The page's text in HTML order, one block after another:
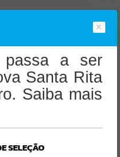
passa a ser
Santa Rita
Saiba mais
SELEÇÃO
'('